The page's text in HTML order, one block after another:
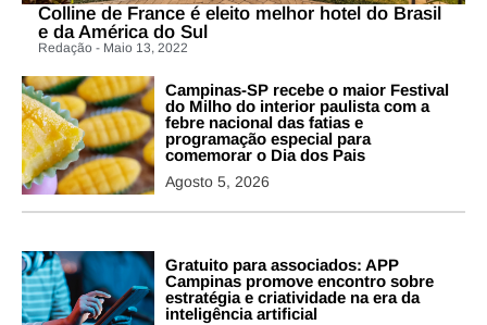
Colline de France é eleito melhor hotel do Brasil
e da América do Sul
Redação - Maio 13, 2022
Campinas-SP recebe o maior Festival
do Milho do interior paulista com a
febre nacional das fatias e
programação especial para
comemorar o Dia dos Pais
Agosto 5, 2026
Gratuito para associados: APP
Campinas promove encontro sobre
estratégia e criatividade na era da
inteligência artificial